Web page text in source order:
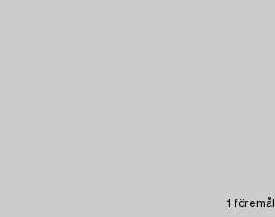
1 föremål